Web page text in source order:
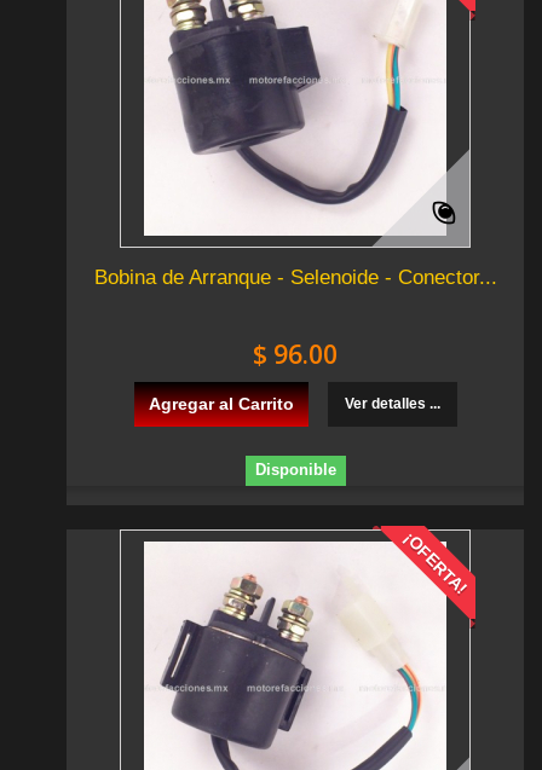
Bobina de Arranque - Selenoide - Conector...
$ 96.00
Agregar al Carrito Ver detalles ...
Disponible
¡OFERTA!